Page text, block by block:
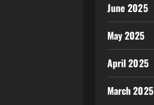
June 2025
May 2025
April 2025
March 2025